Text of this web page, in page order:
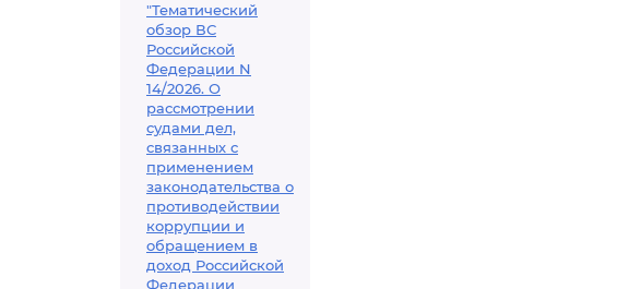
"Тематический
обзор ВС
Российской
Федерации N
14/2026. О
рассмотрении
судами дел,
связанных с
применением
законодательства о
противодействии
коррупции и
обращением в
доход Российской
Федерации